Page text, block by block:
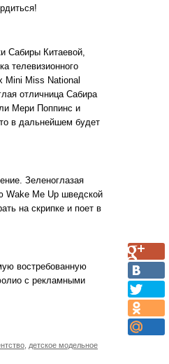
Сабиры Китаевой,
телевизионного
Mini Miss National
отличница Сабира
Мери Поппинс и
в дальнейшем будет
Зеленоглазая
Wake Me Up шведской
на скрипке и поет в
востребованную
с рекламными
детское модельное